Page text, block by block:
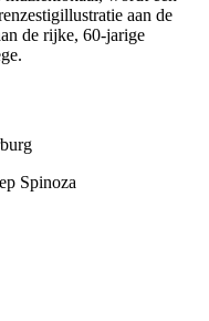
aan de
de rijke, 60-jarige
Spinoza